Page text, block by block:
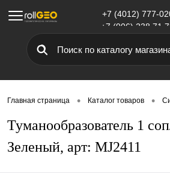
Меню
+7 (4012) 777-
+7 (906) 238 71
Главная страница • Каталог товаров •
Туманообразователь 1
Зеленый, арт: MJ2411